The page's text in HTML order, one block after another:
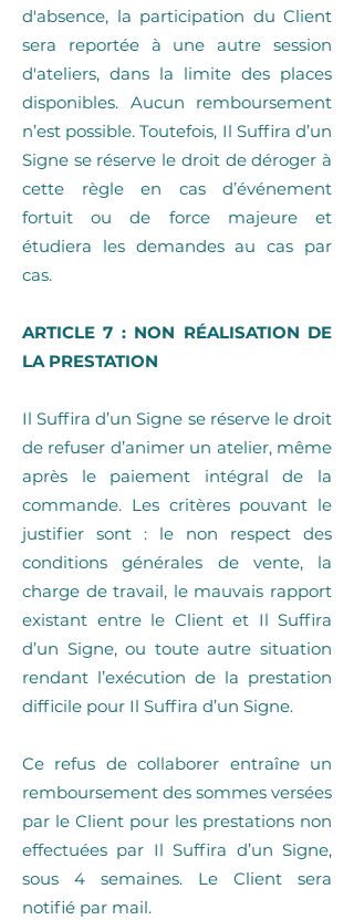
d'absence, la participation du Client
sera reportée à une autre session
d'ateliers, dans la limite des places
disponibles. Aucun remboursement
n’est possible. Toutefois, Il Suffira d’un
Signe se réserve le droit de déroger à
cette règle en cas d’événement
fortuit ou de force majeure et
étudiera les demandes au cas par
cas.
ARTICLE 7 : NON RÉALISATION DE
LA PRESTATION
Il Suffira d’un Signe se réserve le droit
de refuser d’animer un atelier, même
après le paiement intégral de la
commande. Les critères pouvant le
justifier sont : le non respect des
conditions générales de vente, la
charge de travail, le mauvais rapport
existant entre le Client et Il Suffira
d’un Signe, ou toute autre situation
rendant l’exécution de la prestation
difficile pour Il Suffira d’un Signe.
Ce refus de collaborer entraîne un
remboursement des sommes versées
par le Client pour les prestations non
effectuées par Il Suffira d’un Signe,
sous 4 semaines. Le Client sera
notifié par mail.